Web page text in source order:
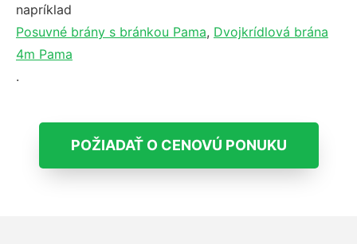
napríklad
Posuvné brány s bránkou Pama, Dvojkrídlová brána
4m Pama
.
POŽIADAŤ O CENOVÚ PONUKU